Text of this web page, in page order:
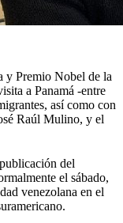
y Premio Nobel de la
a Panamá -entre
así como con
Raúl Mulino, y el
del
el sábado,
venezolana en el